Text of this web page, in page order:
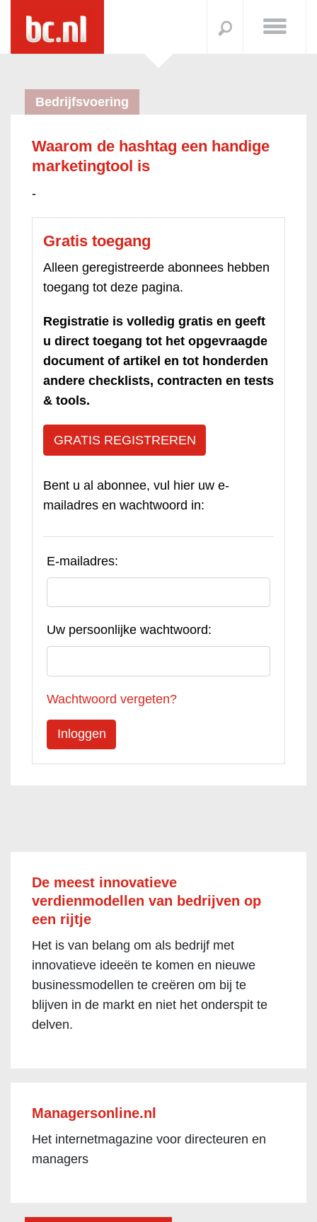
Bedrijfsvoering
Waarom de hashtag een handige
marketingtool is
-
Gratis toegang
Alleen geregistreerde abonnees hebben
toegang tot deze pagina.
Registratie is volledig gratis en geeft
u direct toegang tot het opgevraagde
document of artikel en tot honderden
andere checklists, contracten en tests
& tools.
GRATIS REGISTREREN
Bent u al abonnee, vul hier uw e-
mailadres en wachtwoord in:
E-mailadres:
Uw persoonlijke wachtwoord:
Wachtwoord vergeten?
De meest innovatieve
verdienmodellen van bedrijven op
een rijtje
Het is van belang om als bedrijf met
innovatieve ideeën te komen en nieuwe
businessmodellen te creëren om bij te
blijven in de markt en niet het onderspit te
delven.
Managersonline.nl
Het internetmagazine voor directeuren en
managers